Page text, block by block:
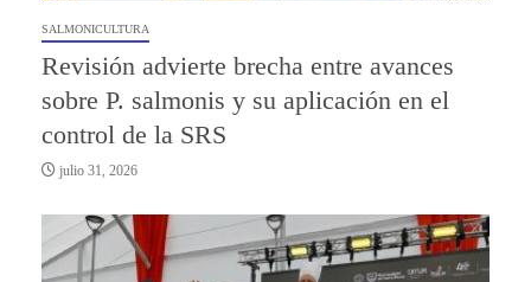
SALMONICULTURA
Revisión advierte brecha entre avances
sobre P. salmonis y su aplicación en el
control de la SRS
julio 31, 2026